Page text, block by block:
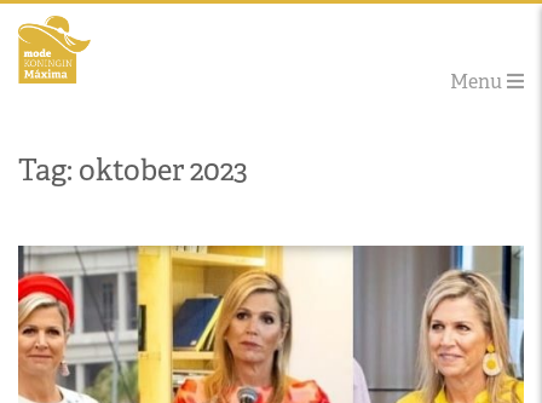
Menu
Tag: oktober 2023